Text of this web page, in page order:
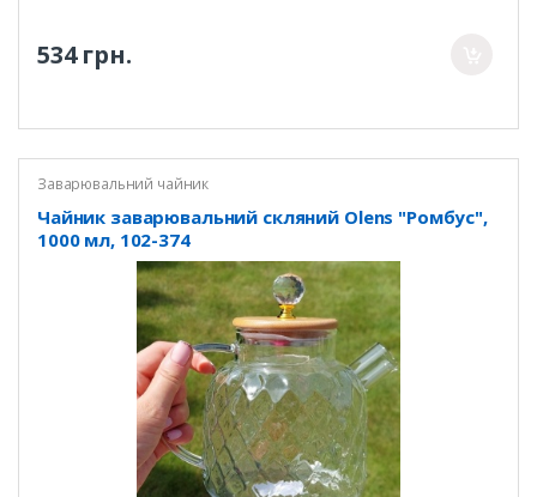
534 грн.
Заварювальний чайник
Чайник заварювальний скляний Olens "Ромбус",
1000 мл, 102-374